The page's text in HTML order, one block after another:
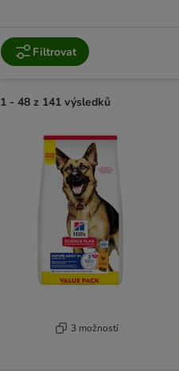
Filtrovat
1 - 48 z 141 výsledků
3 možností